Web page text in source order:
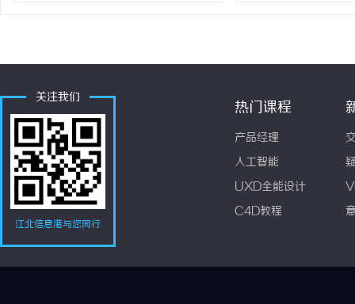
关注我们
江北信息港与您同行
热门课程
产品经理
人工智能
UXD全能设计
C4D教程